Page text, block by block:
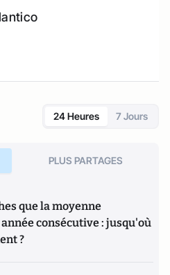
24 Heures 7 Jours
PLUS PARTAGES
que la moyenne
consécutive : jusqu'où
?